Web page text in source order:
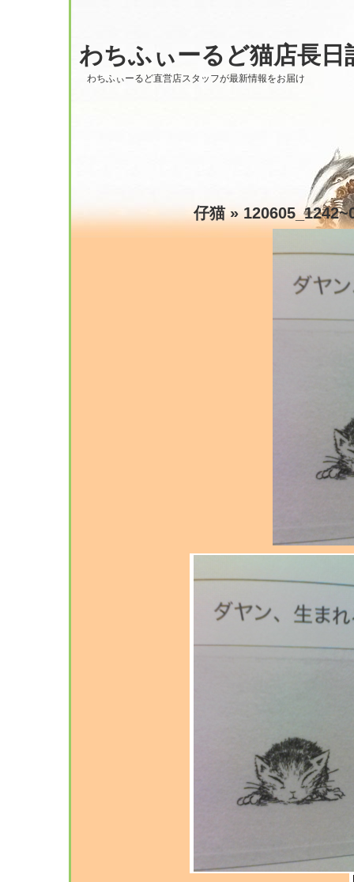
わちふぃーるど猫店長日
わちふぃーるど直営店スタッフが最新情報をお届け
仔猫»